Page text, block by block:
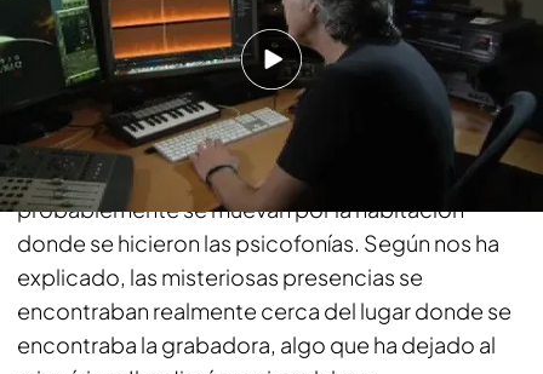
Compartir
Nuestro técnico de sonido no tiene dudas, en la
grabación se escuchan voces de niños que muy
probablemente se muevan por la habitación
donde se hicieron las psicofonías. Según nos ha
explicado, las misteriosas presencias se
encontraban realmente cerca del lugar donde se
encontraba la grabadora, algo que ha dejado al